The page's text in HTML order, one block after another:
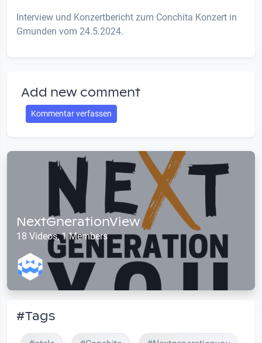
Interview und Konzertbericht zum Conchita Konzert in
Gmunden vom 24.5.2024.
Add new comment
Kommentar verfassen
NextGnerationView
18 Videos, 1 Members
#Tags